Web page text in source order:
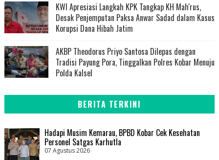
KWI Apresiasi Langkah KPK Tangkap KH Mah'rus,
Desak Penjemputan Paksa Anwar Sadad dalam Kasus
Korupsi Dana Hibah Jatim
AKBP Theodorus Priyo Santosa Dilepas dengan
Tradisi Payung Pora, Tinggalkan Polres Kobar Menuju
Polda Kalsel
BERITA TERKINI
Hadapi Musim Kemarau, BPBD Kobar Cek Kesehatan
Personel Satgas Karhutla
07 Agustus 2026